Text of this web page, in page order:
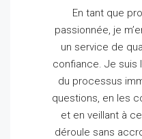
En tant que
passionnée, je
un service de
confiance.Je suis
du processus
questions, en les
et en veillant à
déroule sans